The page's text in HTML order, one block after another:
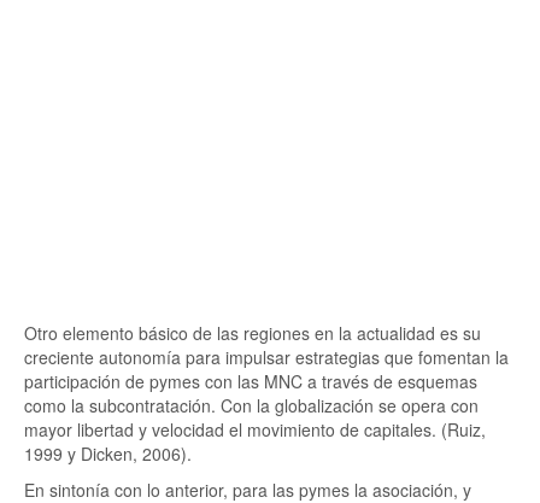
Otro elemento básico de las regiones en la actualidad es su
creciente autonomía para impulsar estrategias que fomentan la
participación de pymes con las MNC a través de esquemas
como la subcontratación. Con la globalización se opera con
mayor libertad y velocidad el movimiento de capitales. (Ruiz,
1999 y Dicken, 2006).
En sintonía con lo anterior, para las pymes la asociación, y